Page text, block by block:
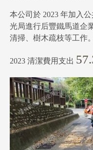
本公司於 2023 年加入
光局進行后豐鐵馬道企
清掃、樹木疏枝等工作。
2023 清潔費用支出